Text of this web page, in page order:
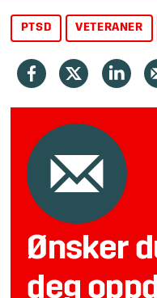
PTSD VETERANER
Ønsker
deg